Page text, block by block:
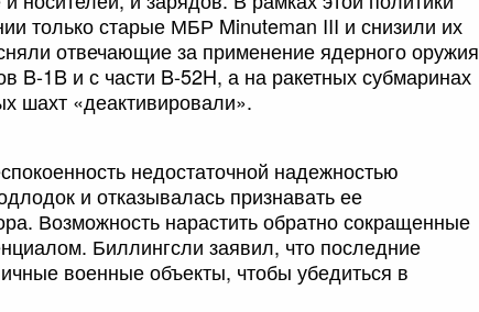
только старые МБР Minuteman III и снизили их
отвечающие за применение ядерного оружия
B-1B и с части B-52H, а на ракетных субмаринах
шахт «деактивировали».
недостаточной надежностью
и отказывалась признавать ее
Возможность нарастить обратно сокращенные
Биллингсли заявил, что последние
военные объекты, чтобы убедиться в